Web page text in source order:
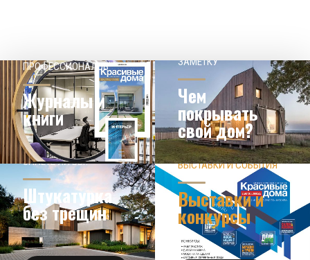
ПРОФЕССИОНАЛОВ
Журналы и
книги
НОВОСТИ ИЗ МИРА
ДИЗАЙНА
ЗАМЕТКУ
Чем
покрывать
свой дом?
УЗНАТЬ БОЛЬШЕ
ЗНАЕТЕ ЛИ ВЫ?
Штукатурка
без трещин
ВЫСТАВКИ И СОБЫТИЯ
Выставки и
конкурсы